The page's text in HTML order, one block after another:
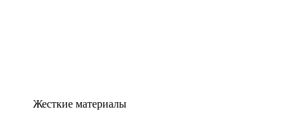
Жесткие материалы